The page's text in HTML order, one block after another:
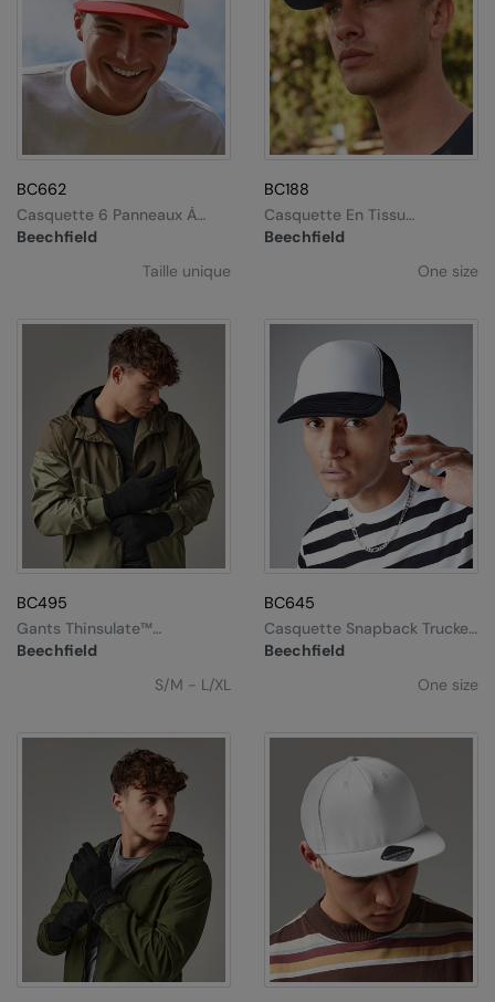
BC662
Beechfield
Casquette 6 Panneaux À
Visière Plate Contrastée
Taille unique
BC188
Beechfield
Casquette En Tissu
Technique
One size
BC495
Beechfield
Gants Thinsulate™
Classiques
S/M - L/XL
BC645
Beechfield
Casquette Snapback Trucker
Vintage
One size